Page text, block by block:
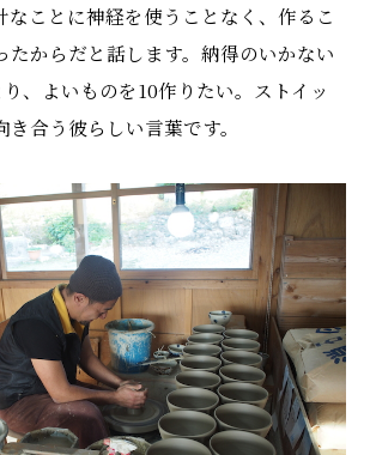
なことに神経を使うことなく、作るこ
たからだと話します。納得のいかない
、よいものを10作りたい。ストイッ
合う彼らしい言葉です。